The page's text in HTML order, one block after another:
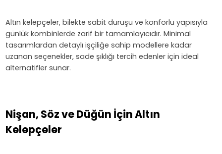
Altın kelepçeler, bilekte sabit duruşu ve konforlu yapısıyla
günlük kombinlerde zarif bir tamamlayıcıdır. Minimal
tasarımlardan detaylı işçiliğe sahip modellere kadar
uzanan seçenekler, sade şıklığı tercih edenler için ideal
alternatifler sunar.
Nişan, Söz ve Düğün İçin Altın
Kelepçeler